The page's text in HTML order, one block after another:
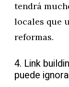
tendrá
locales que
reformas.
4. Link
puede